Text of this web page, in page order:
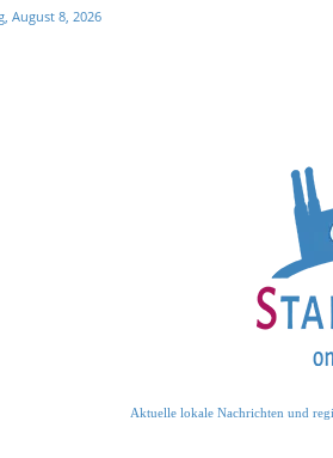
August 8, 2026
Aktuelle lokale Nachrichten und